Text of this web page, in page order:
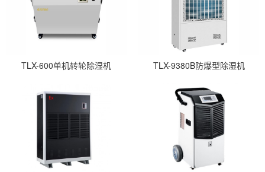
TLX-600单机转轮除湿机 TLX-9380B防爆型除湿机